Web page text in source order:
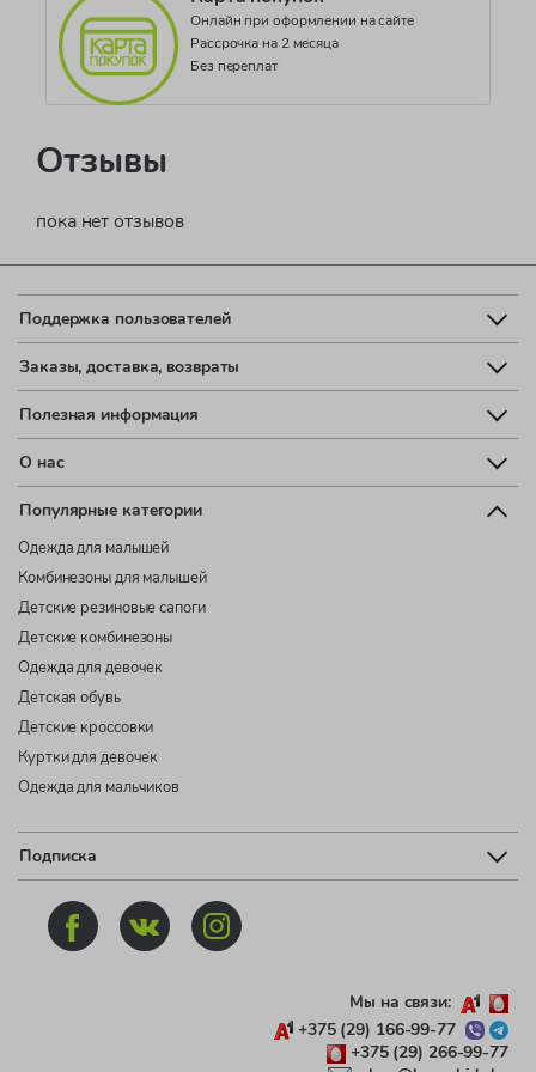
Онлайн при оформлении на сайте
Рассрочка на 2 месяца
Без переплат
Отзывы
пока нет отзывов
Поддержка пользователей
Заказы, доставка, возвраты
Полезная информация
О нас
Популярные категории
Одежда для малышей
Комбинезоны для малышей
Детские резиновые сапоги
Детские комбинезоны
Одежда для девочек
Детская обувь
Детские кроссовки
Куртки для девочек
Одежда для мальчиков
Подписка
Мы на связи:
+375 (29) 166-99-77
+375 (29) 266-99-77